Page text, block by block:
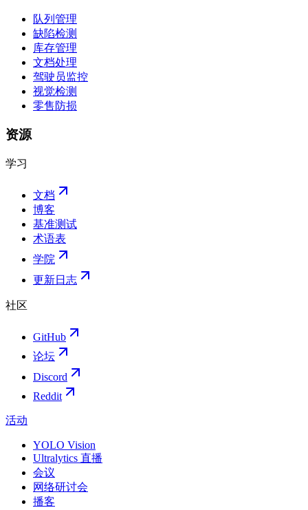
队列管理
缺陷检测
库存管理
文档处理
驾驶员监控
视觉检测
零售防损
资源
学习
文档
博客
基准测试
术语表
学院
更新日志
社区
GitHub
论坛
Discord
Reddit
活动
YOLO Vision
Ultralytics 直播
会议
网络研讨会
播客